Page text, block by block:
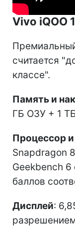
Vivo iQOO
считается
классе".
Память и
ГБ ОЗУ + 1
Процессор
Snapdragon
Geekbench 6
баллов
Дисплей: